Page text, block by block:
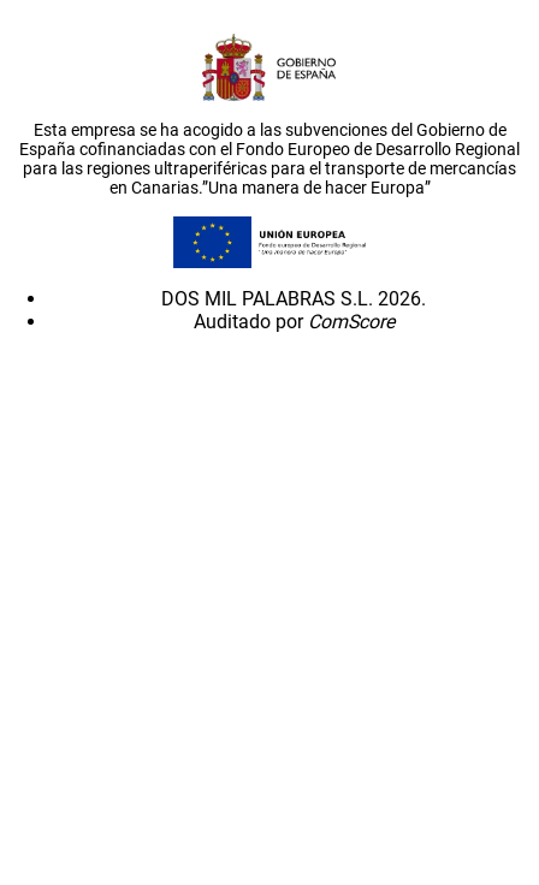
Esta empresa se ha acogido a las subvenciones del Gobierno de
España cofinanciadas con el Fondo Europeo de Desarrollo Regional
para las regiones ultraperiféricas para el transporte de mercancías
en Canarias.”Una manera de hacer Europa”
DOS MIL PALABRAS S.L. 2026.
Auditado por ComScore